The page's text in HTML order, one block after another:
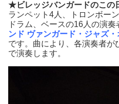
★ビレッジバンガードのこの
ランペット4人、トロンボー
ドラム、ベースの16人の演
ンド ヴァンガード・ジャズ
です。曲により、各演奏者が
で演奏します。